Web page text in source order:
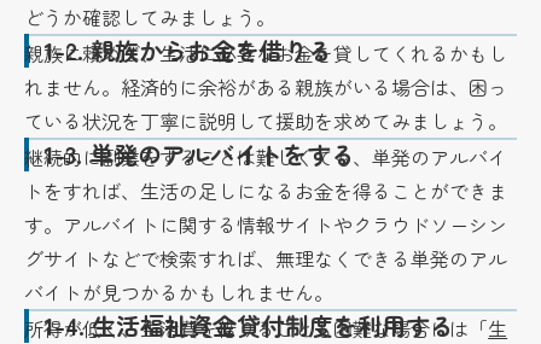
どうか確認してみましょう。
1-2.親族からお金を借りる
親族に頼めば、生活に必要なお金を貸してくれるかもし
れません。経済的に余裕がある親族がいる場合は、困っ
ている状況を丁寧に説明して援助を求めてみましょう。
1-3.単発のアルバイトをする
継続的に副業をすることは難しくても、単発のアルバイ
トをすれば、生活の足しになるお金を得ることができま
す。アルバイトに関する情報サイトやクラウドソーシン
グサイトなどで検索すれば、無理なくできる単発のアル
バイトが見つかるかもしれません。
1-4.生活福祉資金貸付制度を利用する
所得が低く、生活費を借りることも困難な場合には「生